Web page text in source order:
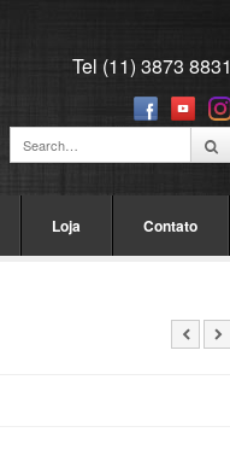
Tel (11) 3873 8831
Loja Contato